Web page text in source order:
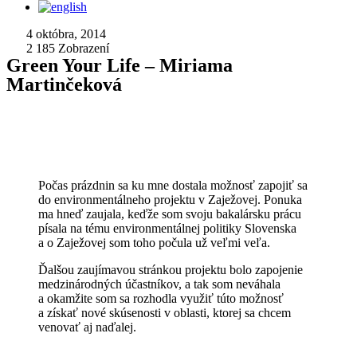
4 októbra, 2014
2 185 Zobrazení
Green Your Life – Miriama
Martinčeková
Počas prázdnin sa ku mne dostala možnosť zapojiť sa
do environmentálneho projektu v Zaježovej. Ponuka
ma hneď zaujala, keďže som svoju bakalársku prácu
písala na tému environmentálnej politiky Slovenska
a o Zaježovej som toho počula už veľmi veľa.
Ďalšou zaujímavou stránkou projektu bolo zapojenie
medzinárodných účastníkov, a tak som neváhala
a okamžite som sa rozhodla využiť túto možnosť
a získať nové skúsenosti v oblasti, ktorej sa chcem
venovať aj naďalej.